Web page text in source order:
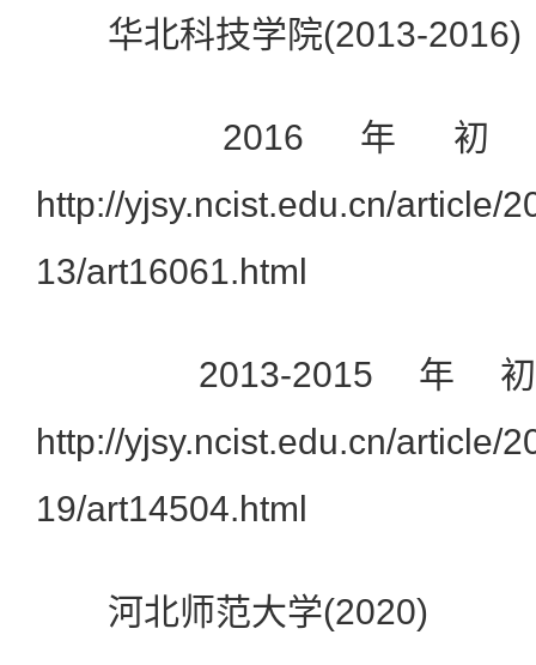
华北科技学院(2013-2016)
2016年初
http://yjsy.ncist.edu.cn/article/
13/art16061.html
2013-2015年
http://yjsy.ncist.edu.cn/article/
19/art14504.html
河北师范大学(2020)